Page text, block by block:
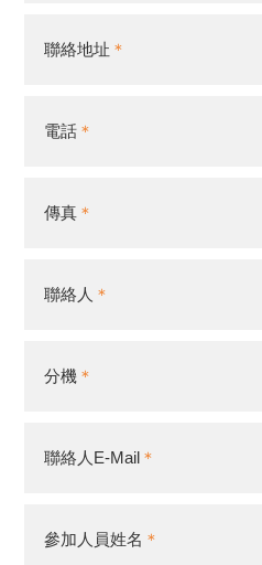
聯絡地址
電話
傳真
聯絡人
分機
聯絡人E-Mail
參加人員姓名